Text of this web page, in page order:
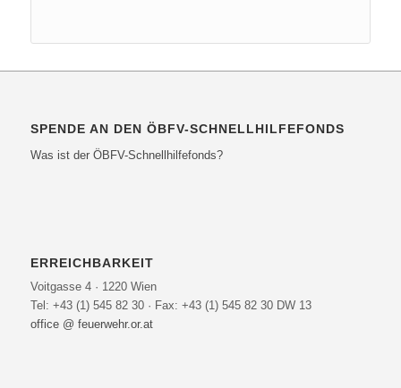
SPENDE AN DEN ÖBFV-SCHNELLHILFEFONDS
Was ist der ÖBFV-Schnellhilfefonds?
ERREICHBARKEIT
Voitgasse 4 · 1220 Wien
Tel: +43 (1) 545 82 30 · Fax: +43 (1) 545 82 30 DW 13
office @ feuerwehr.or.at